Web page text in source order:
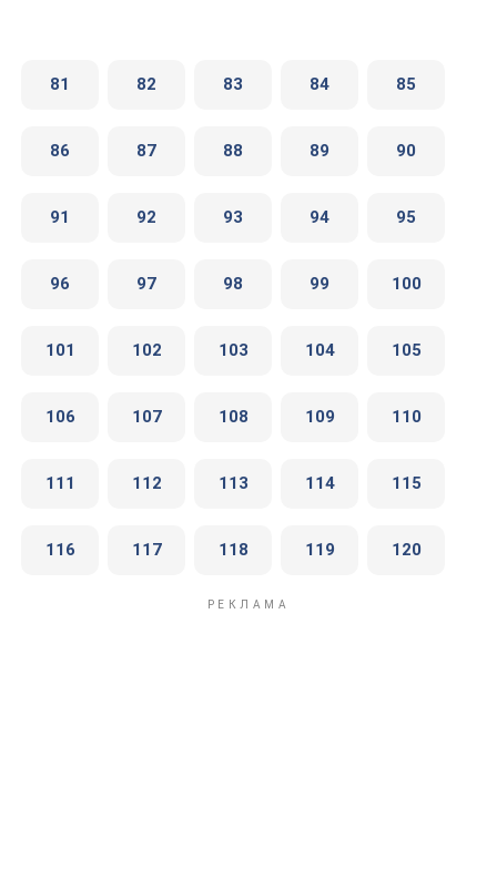
81 82 83 84 85
86 87 88 89 90
91 92 93 94 95
96 97 98 99 100
101 102 103 104 105
106 107 108 109 110
111 112 113 114 115
116 117 118 119 120